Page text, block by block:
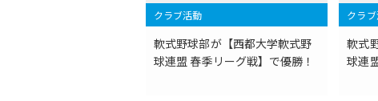
クラブ活動
軟式野球部が【西都大学軟式野
球連盟 春季リーグ戦】で優勝！
クラ
軟式
球連